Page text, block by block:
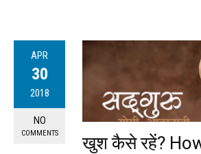
APR
30
2018
NO
COMMENTS
खुश कैसे रहें?